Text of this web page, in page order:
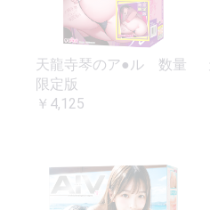
天龍寺琴のア●ル 数量
限定版
￥4,125